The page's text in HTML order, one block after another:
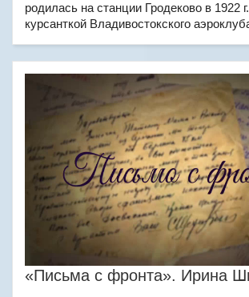
родилась на станции Гродеково в 1922
курсанткой Владивостокского
«Письма с фронта». Ирина